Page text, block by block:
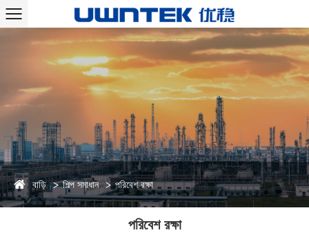
বাড়ি শিল্প সমাধান পরিবেশ রক্ষা
পরিবেশ রক্ষা